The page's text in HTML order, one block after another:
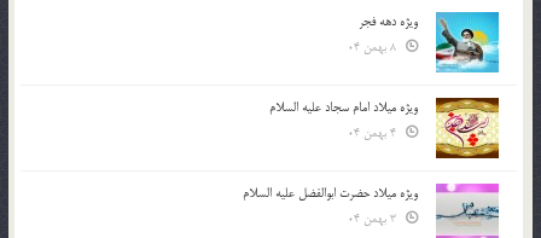
ویژه دهه فجر
ویژه میلاد امام سجاد علیه السلام
ویژه میلاد حضرت ابوالفضل علیه السلام